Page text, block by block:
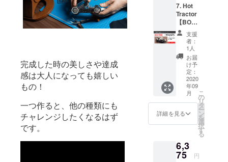
完成した時の美しさや達成
感は大人になっても嬉しい
もの！
一つ作ると、他の種類にも
チャレンジしたくなるはず
です。
社商品の開
発に取り組
んでいま
す。
7. Hot
Tractor
【BOO
STER割
15%OF
F】 一
般販売
予定価
5,500円
(税込)の
15%OF
F 4,675
円(税込)
支援
者：
1人
お届
け予
定：
2020
年09
月
詳細を見る
こ
の
リ
タ
ー
ン
を
選
択
す
る
6,3
75 円